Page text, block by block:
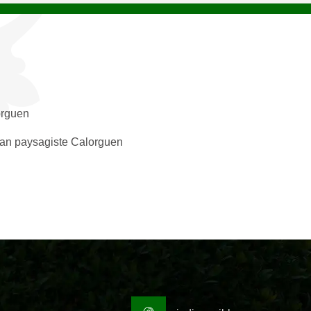
paysagiste Calorguen